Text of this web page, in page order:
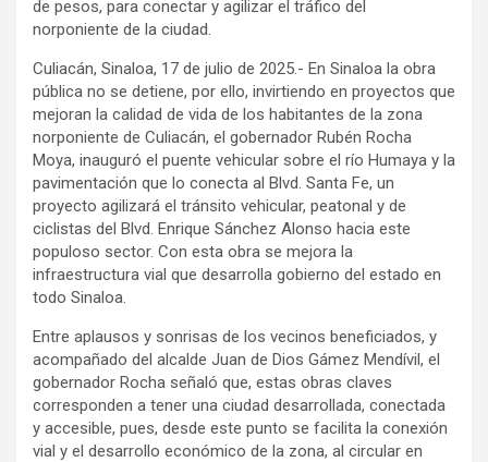
de pesos, para conectar y agilizar el tráfico del
norponiente de la ciudad.
Culiacán, Sinaloa, 17 de julio de 2025.- En Sinaloa la obra
pública no se detiene, por ello, invirtiendo en proyectos que
mejoran la calidad de vida de los habitantes de la zona
norponiente de Culiacán, el gobernador Rubén Rocha
Moya, inauguró el puente vehicular sobre el río Humaya y la
pavimentación que lo conecta al Blvd. Santa Fe, un
proyecto agilizará el tránsito vehicular, peatonal y de
ciclistas del Blvd. Enrique Sánchez Alonso hacia este
populoso sector. Con esta obra se mejora la
infraestructura vial que desarrolla gobierno del estado en
todo Sinaloa.
Entre aplausos y sonrisas de los vecinos beneficiados, y
acompañado del alcalde Juan de Dios Gámez Mendívil, el
gobernador Rocha señaló que, estas obras claves
corresponden a tener una ciudad desarrollada, conectada
y accesible, pues, desde este punto se facilita la conexión
vial y el desarrollo económico de la zona, al circular en